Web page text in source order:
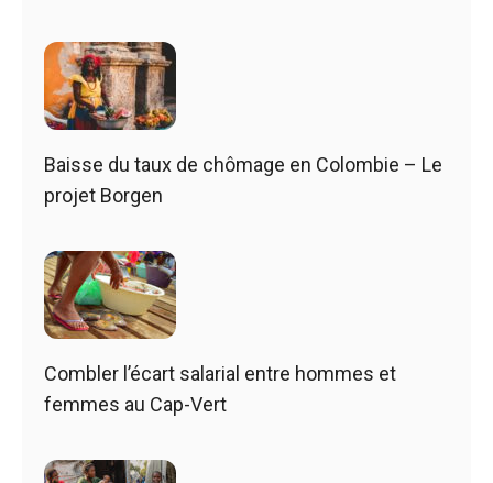
Baisse du taux de chômage en Colombie – Le
projet Borgen
Combler l’écart salarial entre hommes et
femmes au Cap-Vert